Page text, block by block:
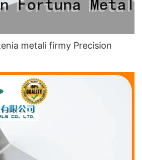
metali firmy Precision